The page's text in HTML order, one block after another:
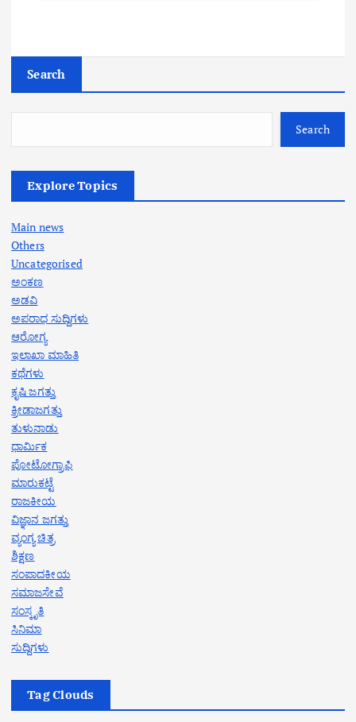
Search
Search
Explore Topics
Main news
Others
Uncategorised
ಅಂಕಣ
ಅಡವಿ
ಅಪರಾಧ ಸುದ್ದಿಗಳು
ಆರೋಗ್ಯ
ಇಲಾಖಾ ಮಾಹಿತಿ
ಕಥೆಗಳು
ಕೃಷಿ ಜಗತ್ತು
ಕ್ರೀಡಾಜಗತ್ತು
ತುಳುನಾಡು
ಧಾರ್ಮಿಕ
ಪೋಟೋಗ್ರಾಫಿ
ಮಾರುಕಟ್ಟೆ
ರಾಜಕೀಯ
ವಿಜ್ಞಾನ ಜಗತ್ತು
ವ್ಯಂಗ್ಯ ಚಿತ್ರ
ಶಿಕ್ಷಣ
ಸಂಪಾದಕೀಯ
ಸಮಾಜಸೇವೆ
ಸಂಸ್ಕೃತಿ
ಸಿನಿಮಾ
ಸುದ್ದಿಗಳು
Tag Clouds